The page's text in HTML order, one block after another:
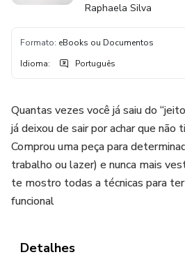
Raphaela Silva
Formato: eBooks ou Documentos
Idioma: Português
Quantas vezes você já saiu do
já deixou de sair por achar que não
Comprou uma peça para
trabalho ou lazer) e nunca mais
te mostro todas a técnicas para
funcional
Detalhes